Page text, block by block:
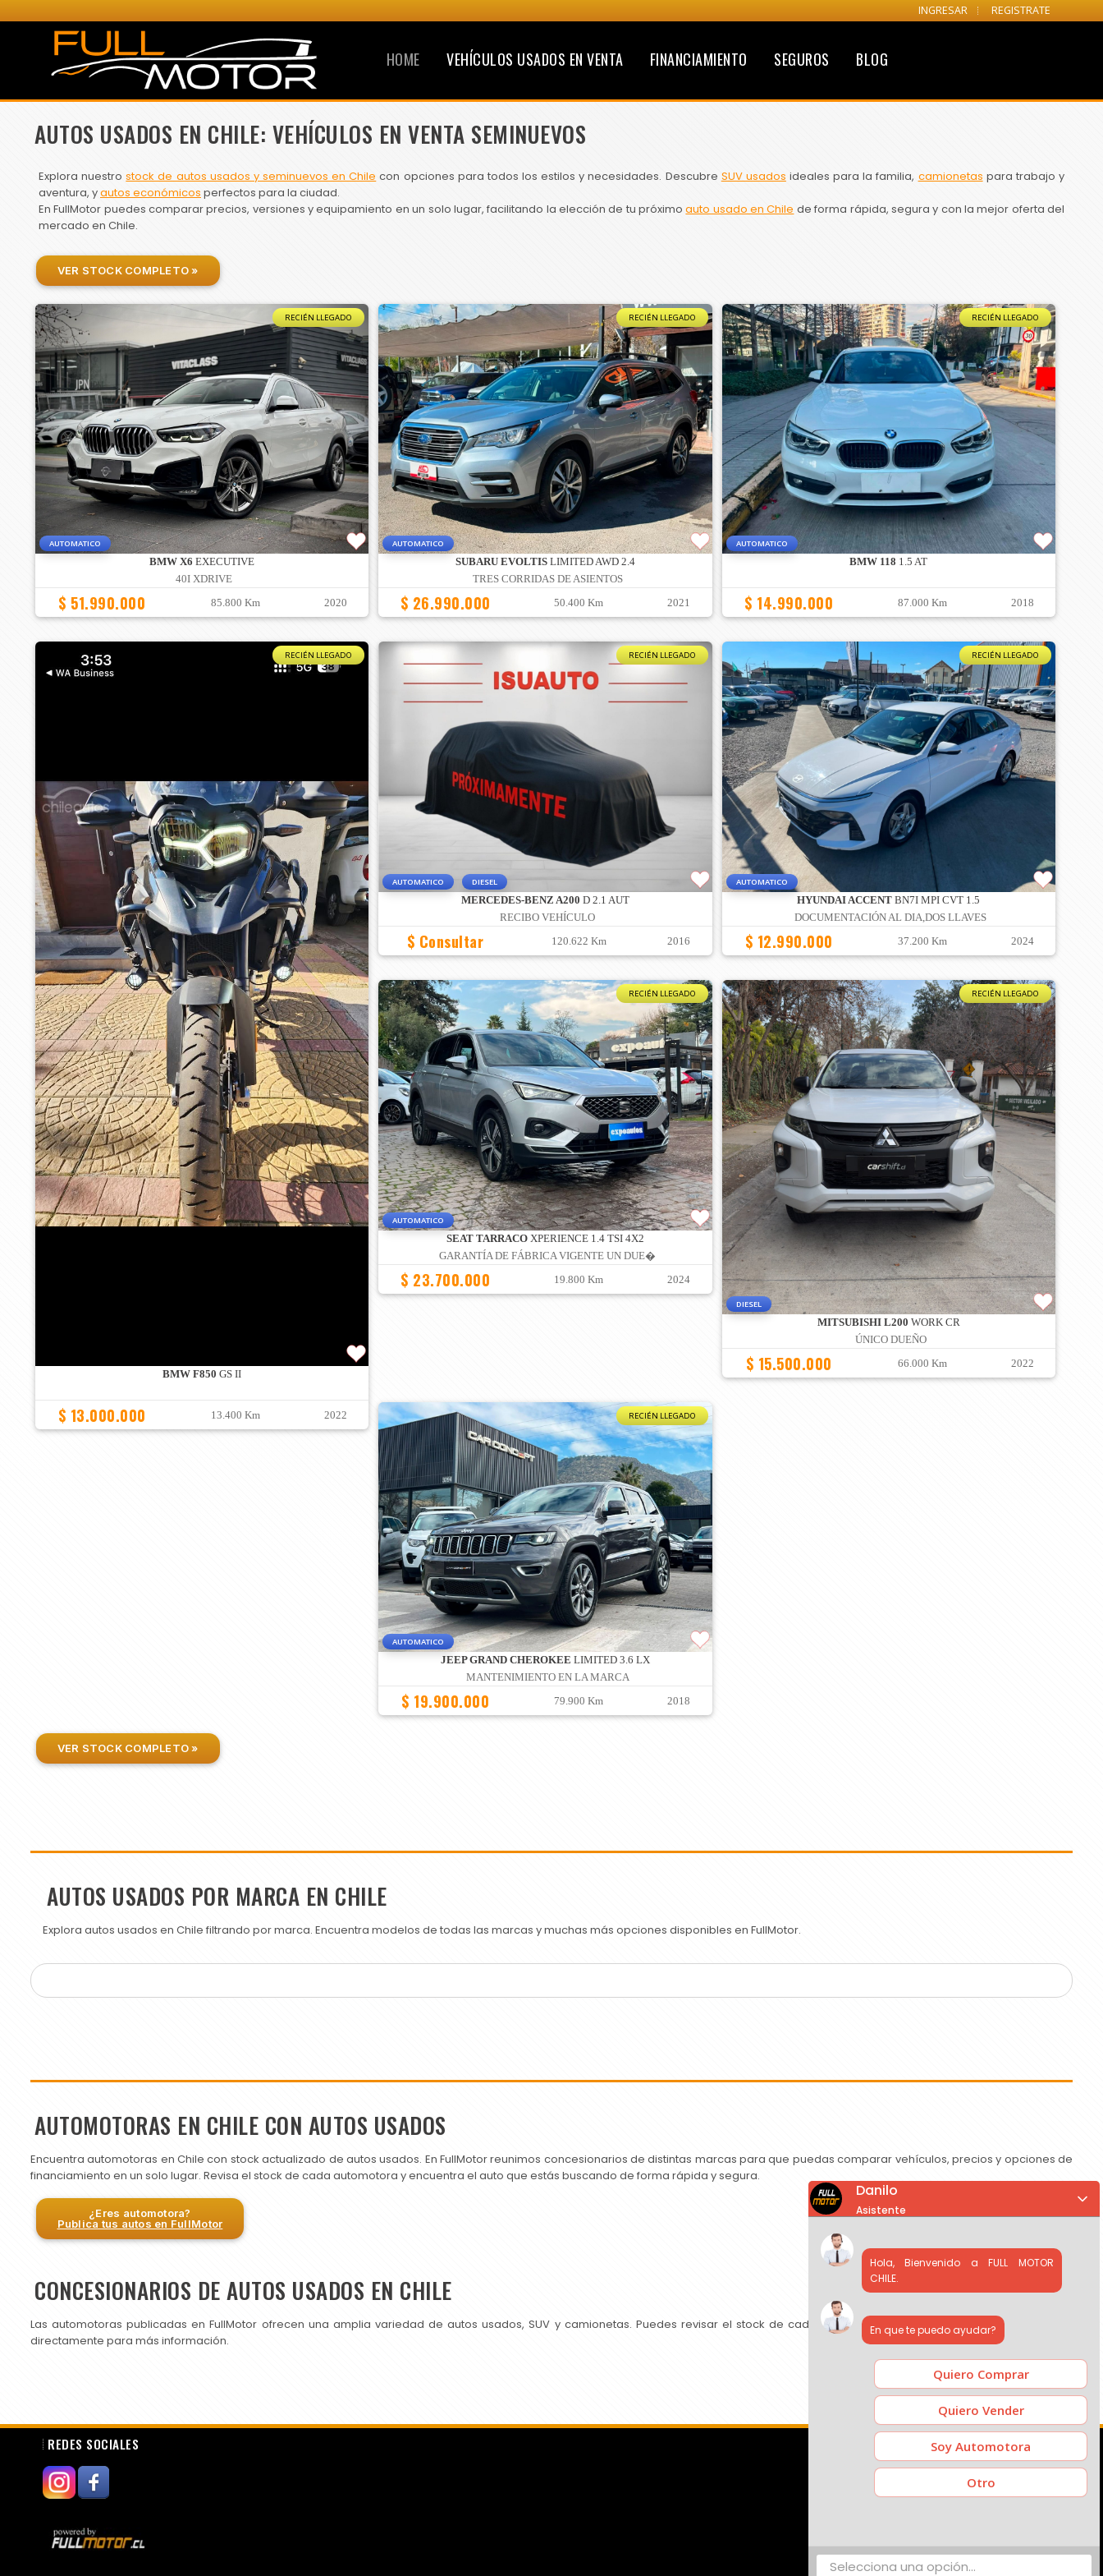
INGRESAR REGISTRATE
HOME VEHÍCULOS USADOS EN VENTA FINANCIAMIENTO SEGUROS BLOG
AUTOS USADOS EN CHILE: VEHÍCULOS EN VENTA SEMINUEVOS
Explora nuestrostock de autos usados y seminuevos en Chile con opciones para todos los estilos y necesidades. Descubre SUV usados ideales para la familia, camionetas para trabajo y
aventura, yautos económicos perfectos para la ciudad.
En FullMotor puedes comparar precios, versiones y equipamiento en un solo lugar, facilitando la elección de tu próximoauto usado en Chile de forma rápida, segura y con la mejor oferta del
mercado en Chile.
VER STOCK COMPLETO »
RECIÉN LLEGADO
AUTOMATICO
BMW X6 EXECUTIVE
40I XDRIVE
$ 51.990.000 85.800 Km 2020
RECIÉN LLEGADO
AUTOMATICO
SUBARU EVOLTIS LIMITED AWD 2.4
TRES CORRIDAS DE ASIENTOS
$ 26.990.000 50.400 Km 2021
RECIÉN LLEGADO
AUTOMATICO
BMW 118 1.5 AT
$ 14.990.000 87.000 Km 2018
RECIÉN LLEGADO
BMW F850 GS II
$ 13.000.000 13.400 Km 2022
RECIÉN LLEGADO
AUTOMATICO DIESEL
MERCEDES-BENZ A200 D 2.1 AUT
RECIBO VEHÍCULO
$ Consultar 120.622 Km 2016
RECIÉN LLEGADO
AUTOMATICO
HYUNDAI ACCENT BN7I MPI CVT 1.5
DOCUMENTACIÓN AL DIA,DOS LLAVES
$ 12.990.000 37.200 Km 2024
RECIÉN LLEGADO
AUTOMATICO
SEAT TARRACO XPERIENCE 1.4 TSI 4X2
GARANTÍA DE FÁBRICA VIGENTE UN DUE�
$ 23.700.000 19.800 Km 2024
RECIÉN LLEGADO
DIESEL
MITSUBISHI L200 WORK CR
ÚNICO DUEÑO
$ 15.500.000 66.000 Km 2022
RECIÉN LLEGADO
AUTOMATICO
JEEP GRAND CHEROKEE LIMITED 3.6 LX
MANTENIMIENTO EN LA MARCA
$ 19.900.000 79.900 Km 2018
VER STOCK COMPLETO »
AUTOS USADOS POR MARCA EN CHILE
Explora autos usados en Chile filtrando por marca. Encuentra modelos de todas las marcas y muchas más opciones disponibles en FullMotor.
AUTOMOTORAS EN CHILE CON AUTOS USADOS
Encuentra automotoras en Chile con stock actualizado de autos usados. En FullMotor reunimos concesionarios de distintas marcas para que puedas comparar vehículos, precios y opciones de
financiamiento en un solo lugar. Revisa el stock de cada automotora y encuentra el auto que estás buscando de forma rápida y segura.
¿Eres automotora?
Publica tus autos en FullMotor
CONCESIONARIOS DE AUTOS USADOS EN CHILE
Las automotoras publicadas en FullMotor ofrecen una amplia variedad de autos usados, SUV y camionetas. Puedes revisar el stock de cada concesionario, comparar precios y contactar
directamente para más información.
REDES SOCIALES
Danilo
Asistente
Hola, Bienvenido a FULL MOTOR
CHILE.
En que te puedo ayudar?
Quiero Comprar
Quiero Vender
Soy Automotora
Otro